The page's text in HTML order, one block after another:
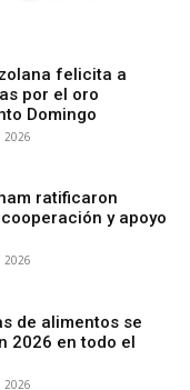
felicita a
por el oro
Domingo
2026
ratificaron
y apoyo
2026
de alimentos se
2026 en todo el
2026